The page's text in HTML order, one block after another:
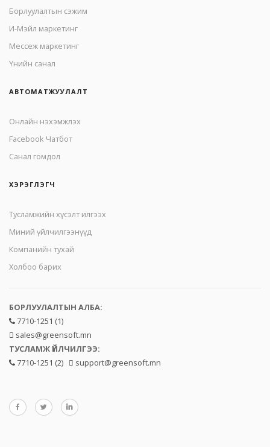
Борлуулалтын сэжим
И-Мэйл маркетинг
Mессеж маркетинг
Үнийн санал
АВТОМАТЖУУЛАЛТ
Онлайн нэхэмжлэх
Facebook Чатбот
Санал гомдол
ХЭРЭГЛЭГЧ
Тусламжийн хүсэлт илгээх
Миний үйлчилгээнүүд
Компанийн тухай
Холбоо барих
БОРЛУУЛАЛТЫН АЛБА:
7710-1251 (1)
sales@greensoft.mn
ТУСЛАМЖ ҮЙЛЧИЛГЭЭ:
7710-1251 (2)
support@greensoft.mn